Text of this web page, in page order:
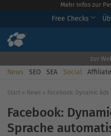
Mehr Infos zur
Free Checks
zur
News SEO SEA Social Affiliate
Start » News » Facebook: Dynamic
Facebook:
Sprache